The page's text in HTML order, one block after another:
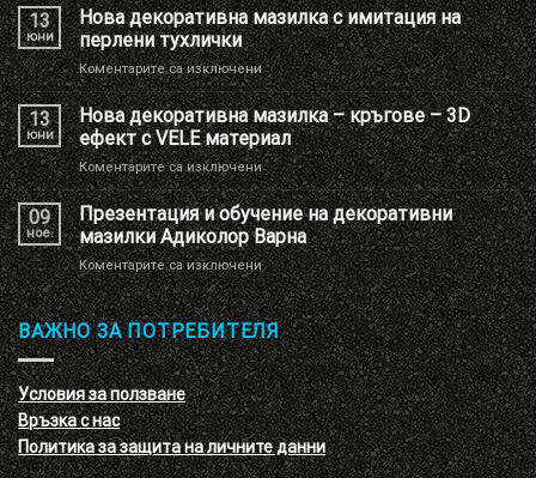
брандиране
на
Шоу
РУМ
Адиколор
13
юни
Нова декоративна мазилка с имитация на
перлени тухлички
Коментарите са изключениза
Нова
декоративна
мазилка
с
имитация
на
перлени
тухлички
13
юни
Нова декоративна мазилка – кръгове – 3D
ефект с VELE материал
Коментарите са изключениза
Нова
декоративна
мазилка
–
кръгове
–
3D
ефект
с
VELE
материал
09
ное.
Презентация и обучение на декоративни
мазилки Адиколор Варна
Коментарите са изключениза
Презентация
и
обучение
на
декоративни
мазилки
Адиколор
Варна
ВАЖНО ЗА ПОТРЕБИТЕЛЯ
Условия за ползване
Връзка с нас
Политика за защита на личните данни